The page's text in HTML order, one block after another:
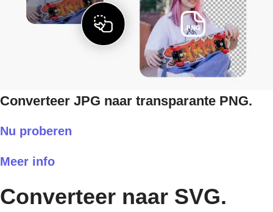
Converteer JPG naar transparante PNG.
Nu proberen
Meer info
Converteer naar SVG.